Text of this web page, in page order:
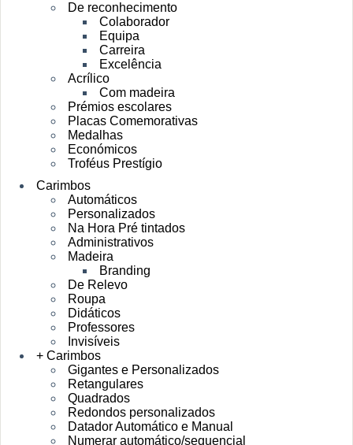
De reconhecimento
Colaborador
Equipa
Carreira
Excelência
Acrílico
Com madeira
Prémios escolares
Placas Comemorativas
Medalhas
Económicos
Troféus Prestígio
Carimbos
Automáticos
Personalizados
Na Hora Pré tintados
Administrativos
Madeira
Branding
De Relevo
Roupa
Didáticos
Professores
Invisíveis
+ Carimbos
Gigantes e Personalizados
Retangulares
Quadrados
Redondos personalizados
Datador Automático e Manual
Numerar automático/sequencial